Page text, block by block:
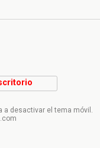
a desactivar el tema móvil.